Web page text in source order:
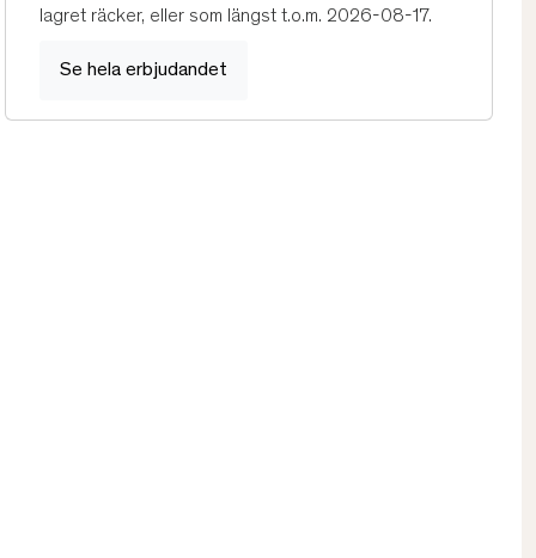
lagret räcker, eller som längst t.o.m. 2026-08-17.
Se hela erbjudandet